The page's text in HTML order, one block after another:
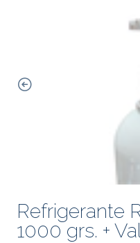
Refrigerante
1000 grs. +